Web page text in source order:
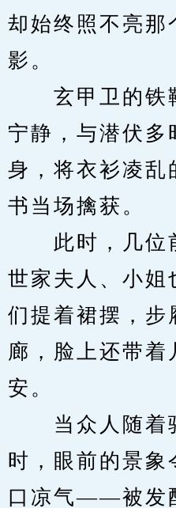
却始终照不亮那
影。
玄甲卫的铁
宁静，与潜伏多
身，将衣衫凌乱
书当场擒获。
此时，几位
世家夫人、小姐
们提着裙摆，步
廊，脸上还带着
安。
当众人随着
时，眼前的景象
口凉气——被发